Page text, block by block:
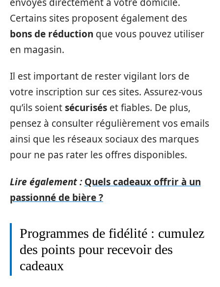
Certains sites proposent également des
bons de réduction que vous pouvez utiliser
en magasin.
Il est important de rester vigilant lors de
votre inscription sur ces sites. Assurez-vous
qu’ils soientsécurisés et fiables. De plus,
pensez à consulter régulièrement vos emails
ainsi que les réseaux sociaux des marques
pour ne pas rater les offres disponibles.
Lire également : Quels cadeaux offrir à un
passionné de bière ?
Programmes de fidélité : cumulez
des points pour recevoir des
cadeaux